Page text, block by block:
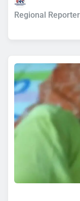
Regional Reporter